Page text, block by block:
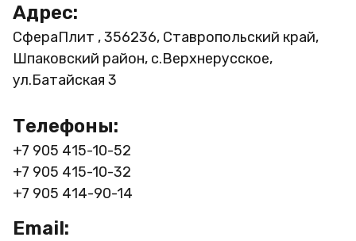
Адрес:
СфераПлит , 356236, Ставропольский край,
Шпаковский район, с.Верхнерусское,
ул.Батайская 3
Телефоны:
+7 905 415-10-52
+7 905 415-10-32
+7 905 414-90-14
Email: